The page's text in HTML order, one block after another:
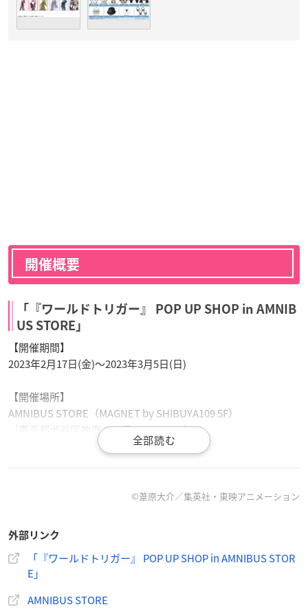
開催概要
「『ワールドトリガー』 POP UP SHOP in AMNIB
US STORE」
【開催期間】
2023年2月17日(金)～2023年3月5日(日)
【開催場所】
AMNIBUS STORE（MAGNET by SHIBUYA109 5F）
（東京都渋谷区神南１丁目２３−１０）
抽選入場対象日：2月17日(金)、2月18日(土)、2月19日(日)
整理券配布集合時間：9:10～9:20
整理券配布時間：9:20～
１枠目ご入場時間：10:15～
入場時間発表：9:50頃、「AMNIBUS STORE Twitter」にて案内
©葦原大介／集英社・東映アニメーション
外部リンク
「『ワールドトリガー』 POP UP SHOP in AMNIBUS STOR
E」
AMNIBUS STORE